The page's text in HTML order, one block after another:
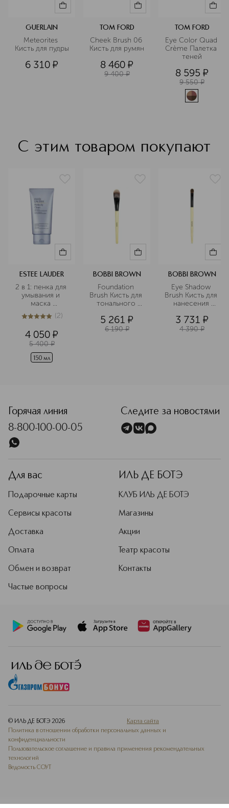
GUERLAIN
Meteorites
Кисть для пудры
6 310 ¤
TOM FORD
Cheek Brush 06
Кисть для румян
8 460 ¤
9 400 ¤
TOM FORD
Eye Color Quad
Crème Палетка
теней
8 595 ¤
9 550 ¤
С этим товаром покупают
ESTEE LAUDER
2 в 1: пенка для
умывания и
маска
очищающая
5из 52 (2)
4 050 ¤
5 400 ¤
150 мл
BOBBI BROWN
Foundation
Brush Кисть для
тонального
5 261 ¤
6 190 ¤
BOBBI BROWN
Eye Shadow
Brush Кисть для
нанесения
3 731 ¤
4 390 ¤
Горячая линия
8-800-100-00-05
Следите за новостями
Для вас
Подарочные карты
Сервисы красоты
Доставка
Оплата
Обмен и возврат
Частые вопросы
ИЛЬ ДЕ БОТЭ
КЛУБ ИЛЬ ДЕ БОТЭ
Магазины
Акции
Театр красоты
Контакты
© ИЛЬ ДЕ БОТЭ 2026
Карта сайта
Политика в отношении обработки персональных данных и
конфиденциальности
Пользовательское соглашение и правила применения рекомендательных
технологий
Ведомость СОУТ